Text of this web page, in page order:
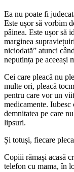
Ea nu poate fi
Este ușor să vorbim
pâinea. Este ușor să
marginea
niciodată” atunci
neputința pe aceeași
Cei care pleacă nu
multe ori, pleacă
pentru care vor un
medicamente. Iubesc
demnitatea pe care
lipsuri.
Și totuși, fiecare
Copiii rămași acasă
telefon cu mama, în